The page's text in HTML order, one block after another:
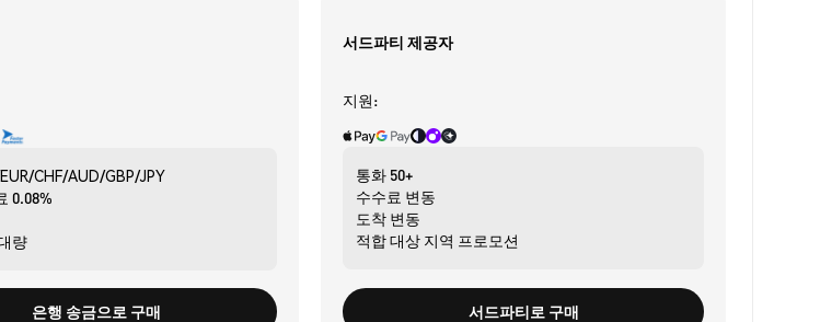
CHF/AUD/GBP/JPY
0.08%
량
은행 송금으로 구매
서드파티 제공자
지원:
통화 50+
수수료 변동
도착 변동
적합 대상 지역 프로모션
서드파티로 구매